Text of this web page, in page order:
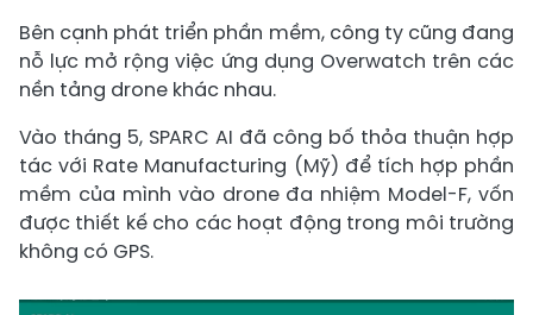
Bên cạnh phát triển phần mềm, công ty cũng đang
nỗ lực mở rộng việc ứng dụng Overwatch trên các
nền tảng drone khác nhau.
Vào tháng 5, SPARC AI đã công bố thỏa thuận hợp
tác với Rate Manufacturing (Mỹ) để tích hợp phần
mềm của mình vào drone đa nhiệm Model-F, vốn
được thiết kế cho các hoạt động trong môi trường
không có GPS.